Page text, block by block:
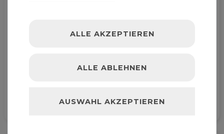
Mehrschichtverbundr
32x3mm 50m
ALLE AKZEPTIEREN
ALLE ABLEHNEN
AUSWAHL AKZEPTIEREN